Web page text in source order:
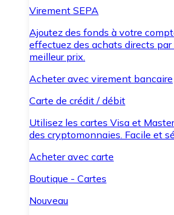
Virement SEPA
Ajoutez des fonds à votre
effectuez des achats directs par
meilleur prix.
Acheter avec virement bancaire
Carte de crédit / débit
Utilisez les cartes Visa et
des cryptomonnaies. Facile et
Acheter avec carte
Boutique - Cartes
Nouveau